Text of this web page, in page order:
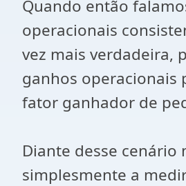
Quando então
operacionais
vez mais verdadeira,
ganhos operacionais
fator ganhador de
Diante desse cenário
simplesmente a